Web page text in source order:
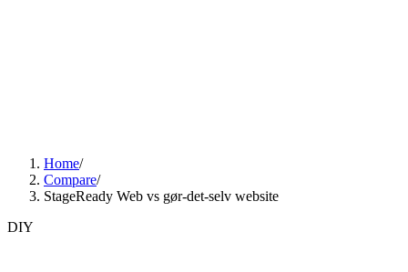
Home/
Compare/
StageReady Web vs gør-det-selv website
DIY